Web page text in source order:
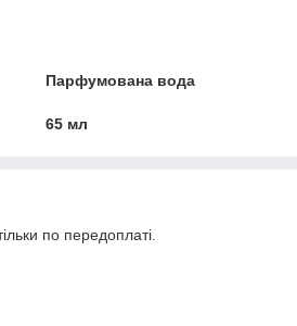
Парфумована вода
65 мл
по передоплаті.